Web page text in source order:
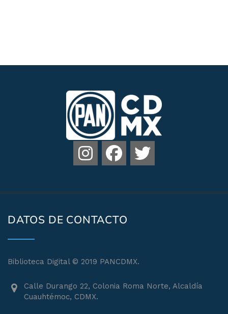
DATOS DE CONTACTO
Biblioteca Digital © 2019 PANCDMX.
Calle Durango 22, Colonia Roma Norte, Alcaldía
Cuauhtémoc, CDMX.